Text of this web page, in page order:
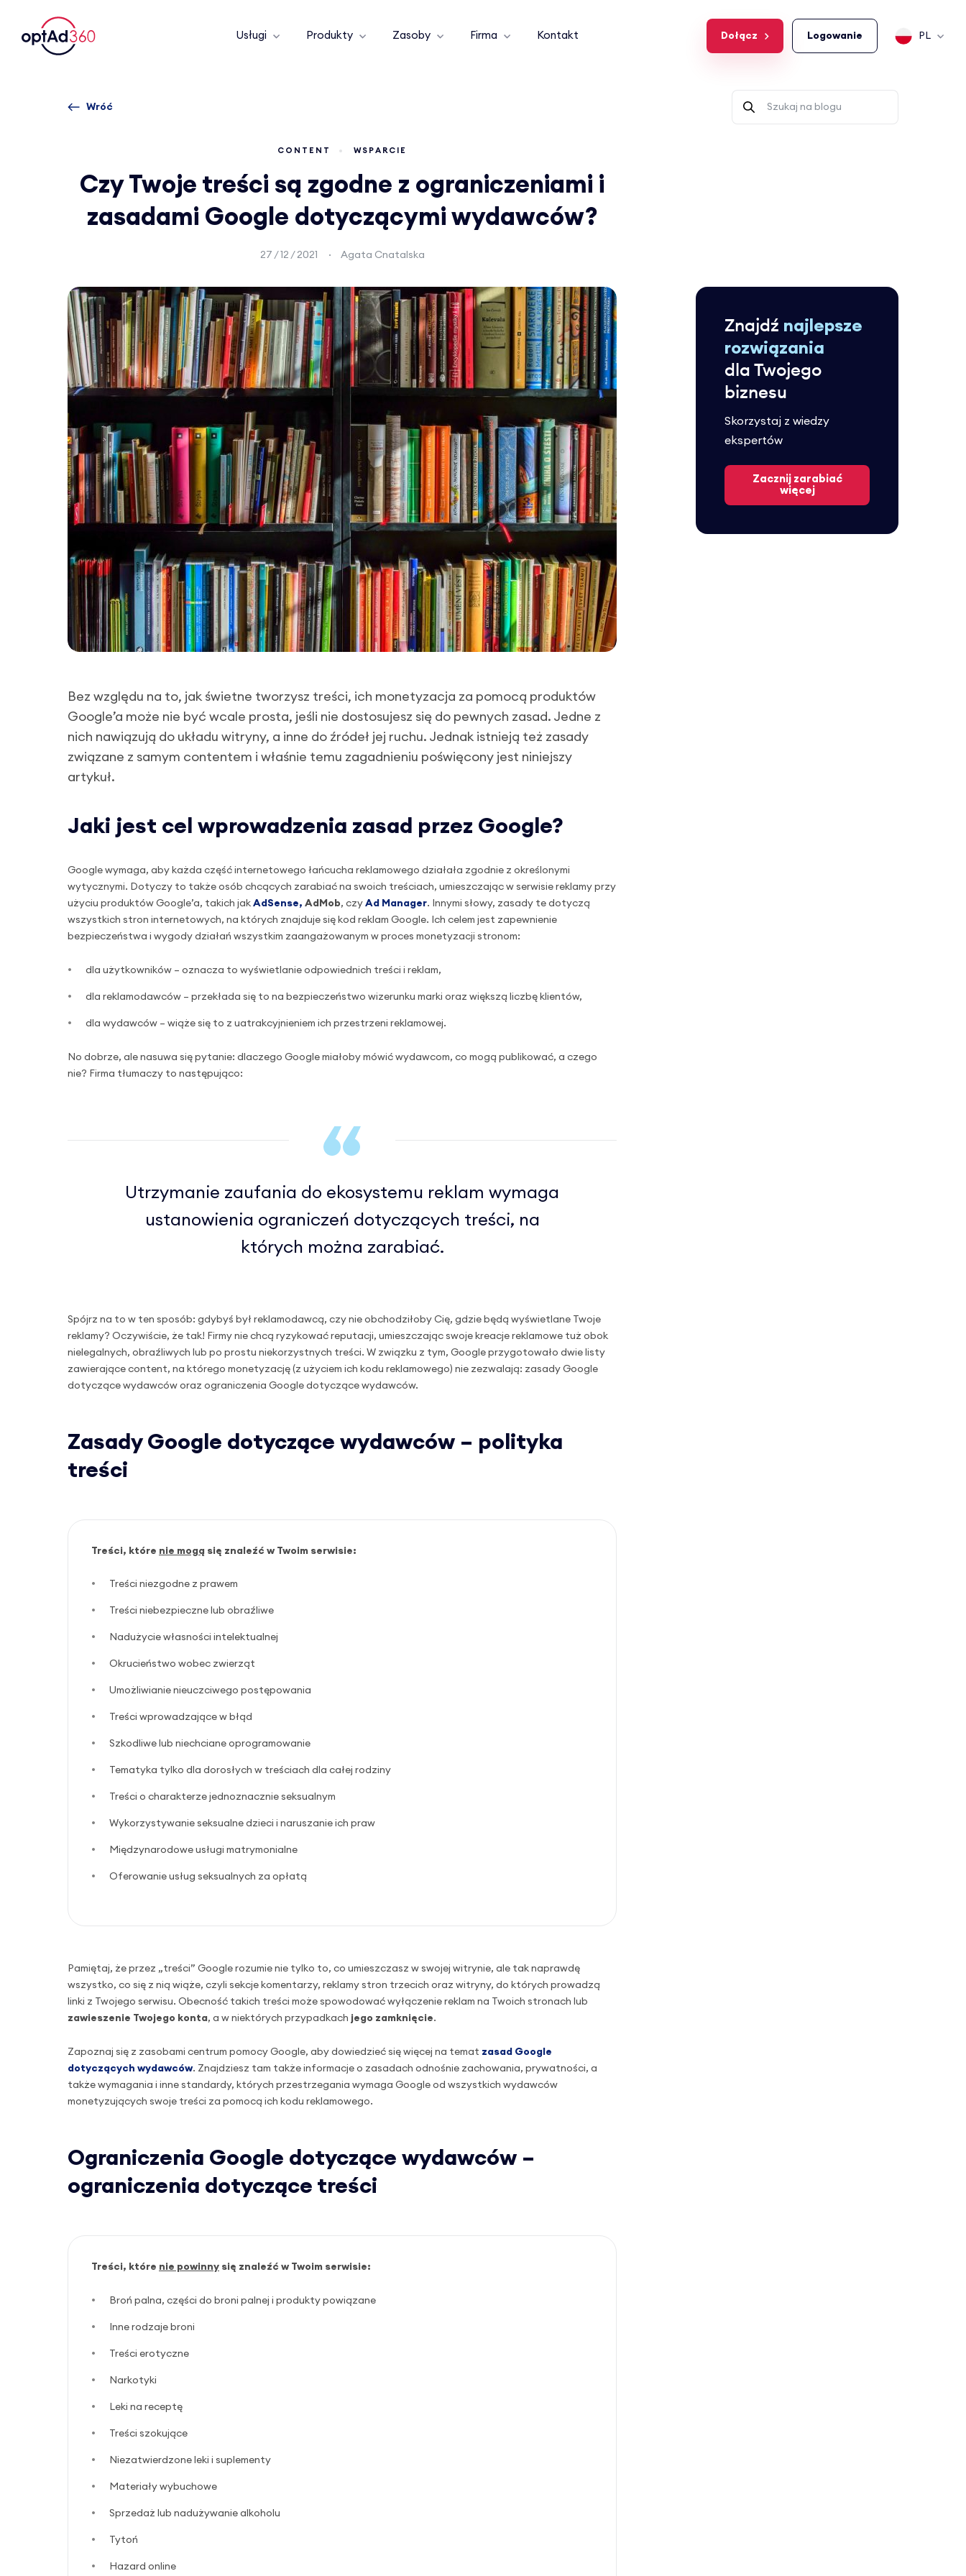
Usługi Produkty Zasoby Firma Kontakt Dołącz Logowanie PL
Wróć
CONTENT WSPARCIE
Czy Twoje treści są zgodne z ograniczeniami i
zasadami Google dotyczącymi wydawców?
27 / 12 / 2021 Agata Cnatalska
Bez względu na to, jak świetne tworzysz treści, ich monetyzacja za pomocą produktów
Google’a może nie być wcale prosta, jeśli nie dostosujesz się do pewnych zasad. Jedne z
nich nawiązują do układu witryny, a inne do źródeł jej ruchu. Jednak istnieją też zasady
związane z samym contentem i właśnie temu zagadnieniu poświęcony jest niniejszy
artykuł.
Jaki jest cel wprowadzenia zasad przez Google?
Google wymaga, aby każda część internetowego łańcucha reklamowego działała zgodnie z określonymi
wytycznymi. Dotyczy to także osób chcących zarabiać na swoich treściach, umieszczając w serwisie reklamy przy
użyciu produktów Google’a, takich jak AdSense, AdMob, czy Ad Manager. Innymi słowy, zasady te dotyczą
wszystkich stron internetowych, na których znajduje się kod reklam Google. Ich celem jest zapewnienie
bezpieczeństwa i wygody działań wszystkim zaangażowanym w proces monetyzacji stronom:
dla użytkowników – oznacza to wyświetlanie odpowiednich treści i reklam,
dla reklamodawców – przekłada się to na bezpieczeństwo wizerunku marki oraz większą liczbę klientów,
dla wydawców – wiąże się to z uatrakcyjnieniem ich przestrzeni reklamowej.
No dobrze, ale nasuwa się pytanie: dlaczego Google miałoby mówić wydawcom, co mogą publikować, a czego
nie? Firma tłumaczy to następująco:
Utrzymanie zaufania do ekosystemu reklam wymaga
ustanowienia ograniczeń dotyczących treści, na
których można zarabiać.
Spójrz na to w ten sposób: gdybyś był reklamodawcą, czy nie obchodziłoby Cię, gdzie będą wyświetlane Twoje
reklamy? Oczywiście, że tak! Firmy nie chcą ryzykować reputacji, umieszczając swoje kreacje reklamowe tuż obok
nielegalnych, obraźliwych lub po prostu niekorzystnych treści. W związku z tym, Google przygotowało dwie listy
zawierające content, na którego monetyzację (z użyciem ich kodu reklamowego) nie zezwalają: zasady Google
dotyczące wydawców oraz ograniczenia Google dotyczące wydawców.
Zasady Google dotyczące wydawców – polityka
treści
Treści, które nie mogą się znaleźć w Twoim serwisie:
Treści niezgodne z prawem
Treści niebezpieczne lub obraźliwe
Nadużycie własności intelektualnej
Okrucieństwo wobec zwierząt
Umożliwianie nieuczciwego postępowania
Treści wprowadzające w błąd
Szkodliwe lub niechciane oprogramowanie
Tematyka tylko dla dorosłych w treściach dla całej rodziny
Treści o charakterze jednoznacznie seksualnym
Wykorzystywanie seksualne dzieci i naruszanie ich praw
Międzynarodowe usługi matrymonialne
Oferowanie usług seksualnych za opłatą
Pamiętaj, że przez „treści” Google rozumie nie tylko to, co umieszczasz w swojej witrynie, ale tak naprawdę
wszystko, co się z nią wiąże, czyli sekcje komentarzy, reklamy stron trzecich oraz witryny, do których prowadzą
linki z Twojego serwisu. Obecność takich treści może spowodować wyłączenie reklam na Twoich stronach lub
zawieszenie Twojego konta, a w niektórych przypadkach jego zamknięcie.
Zapoznaj się z zasobami centrum pomocy Google, aby dowiedzieć się więcej na temat zasad Google
dotyczących wydawców. Znajdziesz tam także informacje o zasadach odnośnie zachowania, prywatności, a
także wymagania i inne standardy, których przestrzegania wymaga Google od wszystkich wydawców
monetyzujących swoje treści za pomocą ich kodu reklamowego.
Ograniczenia Google dotyczące wydawców –
ograniczenia dotyczące treści
Treści, które nie powinny się znaleźć w Twoim serwisie:
Broń palna, części do broni palnej i produkty powiązane
Inne rodzaje broni
Treści erotyczne
Narkotyki
Leki na receptę
Treści szokujące
Niezatwierdzone leki i suplementy
Materiały wybuchowe
Sprzedaż lub nadużywanie alkoholu
Tytoń
Hazard online
Znajdź najlepsze
rozwiązania
dla Twojego
biznesu
Skorzystaj z wiedzy
ekspertów
Zacznij zarabiać
więcej